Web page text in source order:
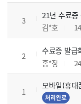
3
21년 수료증
김*호
2
수료증 발급
홍*정
1
모바일(휴
처리완료